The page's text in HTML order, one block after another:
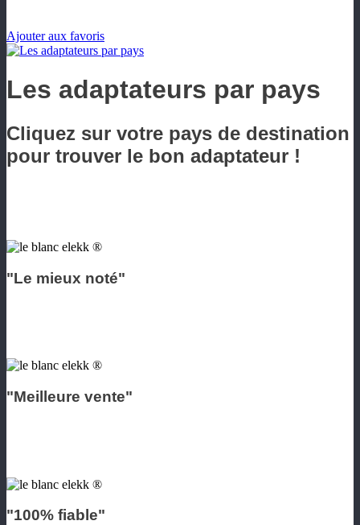
Ajouter aux favoris
Les adaptateurs par pays
Cliquez sur votre pays de destination
pour trouver le bon adaptateur !
"Le mieux noté"
"Meilleure vente"
"100% fiable"